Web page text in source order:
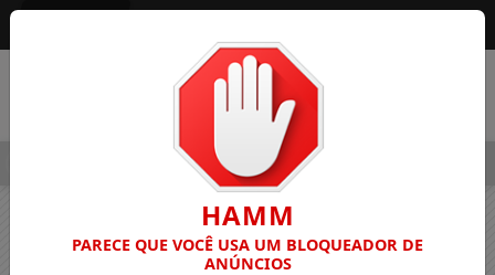
OSVALDO PEDRO DOS SANTOS, O “NEGUINHO DA
HAMM
PARECE QUE VOCÊ USA UM BLOQUEADOR DE
ANÚNCIOS